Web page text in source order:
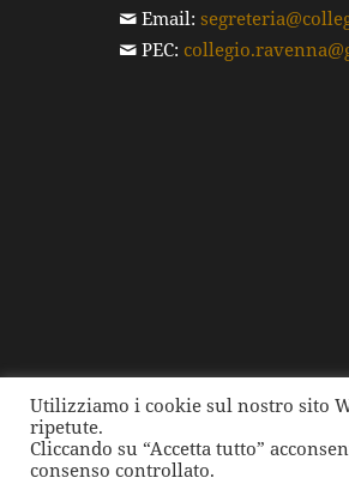
Email:
PEC:
© 2026 Collegio dei
Utilizziamo i cookie sul nostro sito
ripetute.
Cliccando su “Accetta tutto”
consenso controllato.